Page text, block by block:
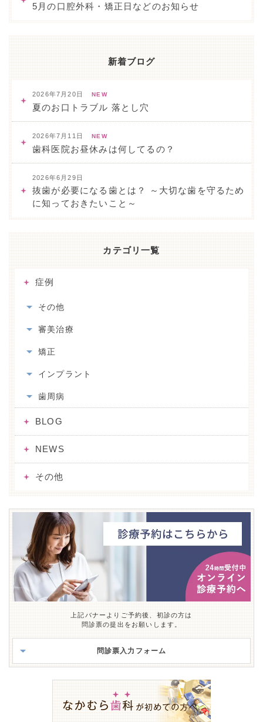
5月の口腔外科・矯正日などのお知らせ
新着ブログ
2026年7月20日 NEW
夏のお口トラブル 落とし穴
2026年7月11日 NEW
歯科医院お昼休みは何してるの？
2026年6月29日
抜歯が必要になる歯とは？ ～大切な歯を守るため
に知っておきたいこと～
カテゴリ一覧
症例
その他
審美治療
矯正
インプラント
歯周病
BLOG
NEWS
その他
上記バナーよりご予約後、初診の方は
問診票の提出をお願いします。
問診票入力フォーム